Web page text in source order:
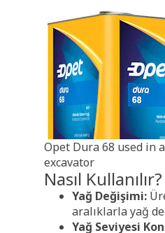
Opet Dura 68 used in
excavator
Nasıl Kullanılır?
Yağ Değişimi:
aralıklarla yağ
Yağ Seviyesi